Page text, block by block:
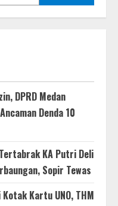
DPRD Medan
Denda 10
KA Putri Deli
Sopir Tewas
Kartu UNO, THM